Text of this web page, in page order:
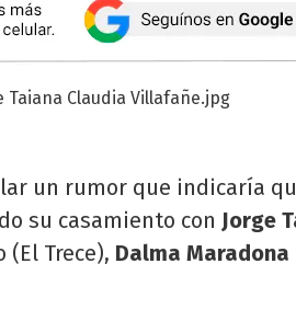
un rumor que indicaría
su casamiento con Jorge
(El Trece), Dalma Maradona